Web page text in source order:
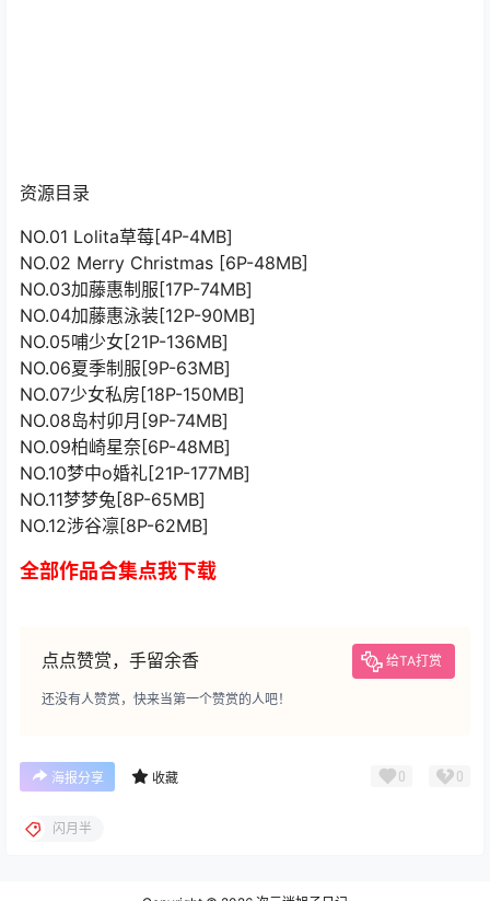
资源目录
NO.01 Lolita草莓[4P-4MB]
NO.02 Merry Christmas [6P-48MB]
NO.03加藤惠制服[17P-74MB]
NO.04加藤惠泳装[12P-90MB]
NO.05哺少女[21P-136MB]
NO.06夏季制服[9P-63MB]
NO.07少女私房[18P-150MB]
NO.08岛村卯月[9P-74MB]
NO.09柏崎星奈[6P-48MB]
NO.10梦中o婚礼[21P-177MB]
NO.11梦梦兔[8P-65MB]
NO.12涉谷凛[8P-62MB]
全部作品合集点我下载
点点赞赏，手留余香 给TA打赏
还没有人赞赏，快来当第一个赞赏的人吧！
海报分享 收藏 0 0
闪月半